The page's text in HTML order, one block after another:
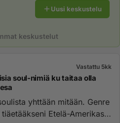
Uusi keskustelu
keskustelut
Vastattu 5kk
soul-nimiä ku taitaa olla
yhttään mitään. Genre
Etelä-Amerikasta